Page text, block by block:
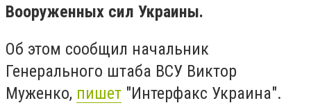
Вооруженных сил Украины.
Об этом сообщил начальник
Генерального штаба ВСУ Виктор
Муженко, пишет "Интерфакс Украина".